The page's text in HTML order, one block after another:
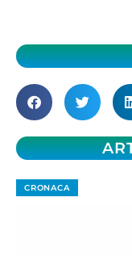
CRONACA